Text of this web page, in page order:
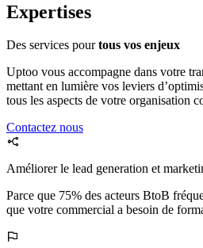
Expertises
Des services pourtous vos enjeux
Uptoo vous accompagne dans votre
mettant en lumière vos leviers
tous les aspects de votre organisation
Contactez nous
Améliorer le lead generation et
Parce que 75% des acteurs BtoB
que votre commercial a besoin de